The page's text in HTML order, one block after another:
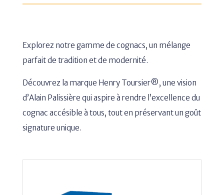
Explorez notre gamme de cognacs, un mélange
parfait de tradition et de modernité.
Découvrez la marque Henry Toursier®, une vision
d’Alain Palissière qui aspire à rendre l’excellence du
cognac accésible à tous, tout en préservant un goût
signature unique.